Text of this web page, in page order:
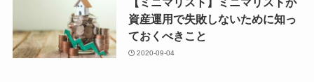
資産運用で失敗しないために知っ
ておくべきこと
2020-09-04